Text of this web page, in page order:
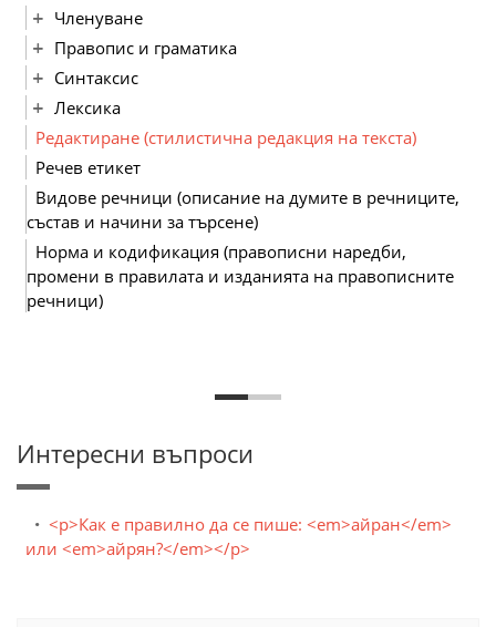
Членуване
Правопис и граматика
Синтаксис
Лексика
Редактиране (стилистична редакция на текста)
Речев етикет
Видове речници (описание на думите в речниците,
състав и начини за търсене)
Норма и кодификация (правописни наредби,
промени в правилата и изданията на правописните
речници)
Интересни въпроси
<p>Как е правилно да се пише: <em>айран</em>
или <em>айрян?</em></p>